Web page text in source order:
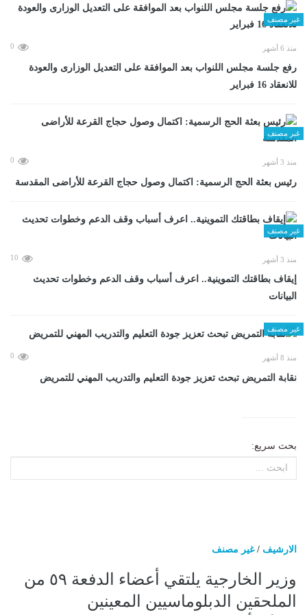
غير مصنف
منذ 6 أشهر 0
رفع جلسة مجلس اللنواب بعد الموافقة على التعديل الوزارى والعودة
للانعقاد 16 فبراير
غير مصنف
منذ 3 أشهر 0
رئيس بعثة الحج الرسمية: اكتمال وصول حجاج القرعة للأراضى المقدسة
غير مصنف
منذ 3 أشهر 10
إيقاف بطاقتك التموينية.. اعرف أسباب وقف الدعم وخطوات تحديث
البيانات
غير مصنف
منذ 8 أشهر 0
نقابة التمريض تبحث تعزيز جودة التعليم والتدريب المهني للتمريض
بحث سريع:
الارشيف /غير مصنف
وزير الخارجية يلتقي أعضاء الدفعة ٥٩ من
الملحقين الدبلوماسيين المعينين